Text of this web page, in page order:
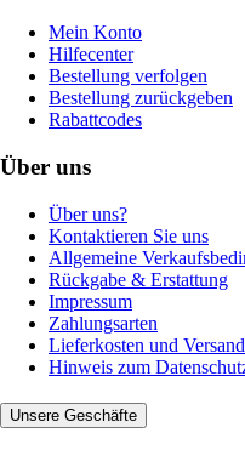
Mein Konto
Hilfecenter
Bestellung verfolgen
Bestellung zurückgeben
Rabattcodes
Über uns
Über uns?
Kontaktieren Sie uns
Allgemeine
Rückgabe & Erstattung
Impressum
Zahlungsarten
Lieferkosten und
Hinweis zum
Unsere Geschäfte